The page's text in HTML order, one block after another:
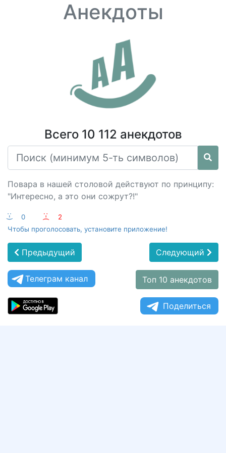
Анекдоты
Всего 10 112 анекдотов
Повара в нашей столовой действуют по принципу:
"Интересно, а это они сожрут?!"
:-) 0 :-(
2
Чтобы проголосовать, установите приложение!
Предыдущий Следующий
Телеграм канал Топ 10 анекдотов
Поделиться